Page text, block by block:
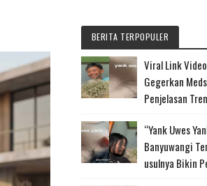
BERITA TERPOPULER
Viral Link
Gegerkan
Penjelasan
“Yank Uwes
Banyuwangi
usulnya Bikin